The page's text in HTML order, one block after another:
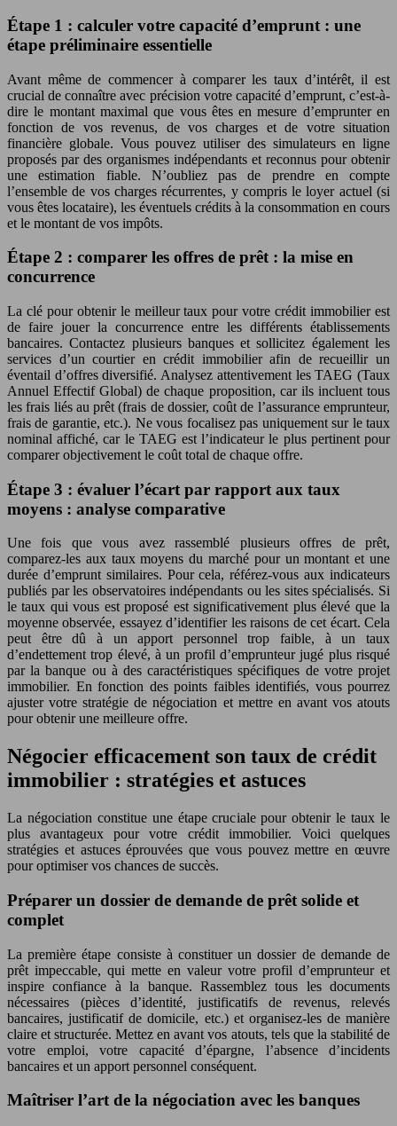
Étape 1 : calculer votre capacité d’emprunt : une
étape préliminaire essentielle
Avant même de commencer à comparer les taux d’intérêt, il est
crucial de connaître avec précision votre capacité d’emprunt, c’est-à-
dire le montant maximal que vous êtes en mesure d’emprunter en
fonction de vos revenus, de vos charges et de votre situation
financière globale. Vous pouvez utiliser des simulateurs en ligne
proposés par des organismes indépendants et reconnus pour obtenir
une estimation fiable. N’oubliez pas de prendre en compte
l’ensemble de vos charges récurrentes, y compris le loyer actuel (si
vous êtes locataire), les éventuels crédits à la consommation en cours
et le montant de vos impôts.
Étape 2 : comparer les offres de prêt : la mise en
concurrence
La clé pour obtenir le meilleur taux pour votre crédit immobilier est
de faire jouer la concurrence entre les différents établissements
bancaires. Contactez plusieurs banques et sollicitez également les
services d’un courtier en crédit immobilier afin de recueillir un
éventail d’offres diversifié. Analysez attentivement les TAEG (Taux
Annuel Effectif Global) de chaque proposition, car ils incluent tous
les frais liés au prêt (frais de dossier, coût de l’assurance emprunteur,
frais de garantie, etc.). Ne vous focalisez pas uniquement sur le taux
nominal affiché, car le TAEG est l’indicateur le plus pertinent pour
comparer objectivement le coût total de chaque offre.
Étape 3 : évaluer l’écart par rapport aux taux
moyens : analyse comparative
Une fois que vous avez rassemblé plusieurs offres de prêt,
comparez-les aux taux moyens du marché pour un montant et une
durée d’emprunt similaires. Pour cela, référez-vous aux indicateurs
publiés par les observatoires indépendants ou les sites spécialisés. Si
le taux qui vous est proposé est significativement plus élevé que la
moyenne observée, essayez d’identifier les raisons de cet écart. Cela
peut être dû à un apport personnel trop faible, à un taux
d’endettement trop élevé, à un profil d’emprunteur jugé plus risqué
par la banque ou à des caractéristiques spécifiques de votre projet
immobilier. En fonction des points faibles identifiés, vous pourrez
ajuster votre stratégie de négociation et mettre en avant vos atouts
pour obtenir une meilleure offre.
Négocier efficacement son taux de crédit
immobilier : stratégies et astuces
La négociation constitue une étape cruciale pour obtenir le taux le
plus avantageux pour votre crédit immobilier. Voici quelques
stratégies et astuces éprouvées que vous pouvez mettre en œuvre
pour optimiser vos chances de succès.
Préparer un dossier de demande de prêt solide et
complet
La première étape consiste à constituer un dossier de demande de
prêt impeccable, qui mette en valeur votre profil d’emprunteur et
inspire confiance à la banque. Rassemblez tous les documents
nécessaires (pièces d’identité, justificatifs de revenus, relevés
bancaires, justificatif de domicile, etc.) et organisez-les de manière
claire et structurée. Mettez en avant vos atouts, tels que la stabilité de
votre emploi, votre capacité d’épargne, l’absence d’incidents
bancaires et un apport personnel conséquent.
Maîtriser l’art de la négociation avec les banques